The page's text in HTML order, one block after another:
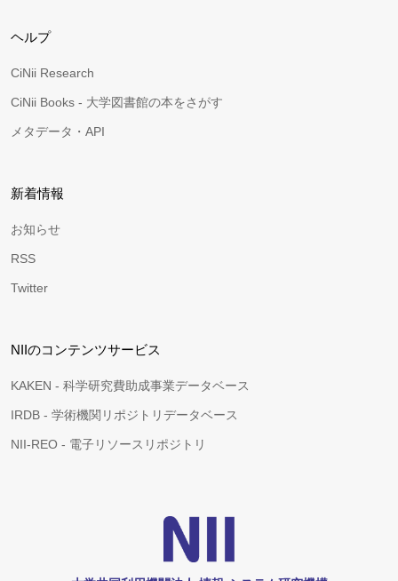
ヘルプ
CiNii Research
CiNii Books - 大学図書館の本をさがす
メタデータ・API
新着情報
お知らせ
RSS
Twitter
NIIのコンテンツサービス
KAKEN - 科学研究費助成事業データベース
IRDB - 学術機関リポジトリデータベース
NII-REO - 電子リソースリポジトリ